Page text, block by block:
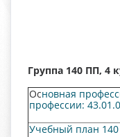
Группа 140 ПП, 4
Основная
профессии:
Учебный план